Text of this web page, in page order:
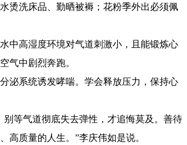
洗床品、勤晒被褥；花粉季外出必须佩
高湿度环境对气道刺激小，且能锻炼心
气中剧烈奔跑。
系统诱发哮喘。学会释放压力，保持心
等气道彻底失去弹性，才追悔莫及。善待
高质量的人生。”李庆伟如是说。